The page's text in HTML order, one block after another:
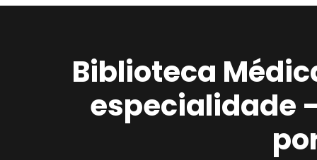
Biblioteca
especialidade